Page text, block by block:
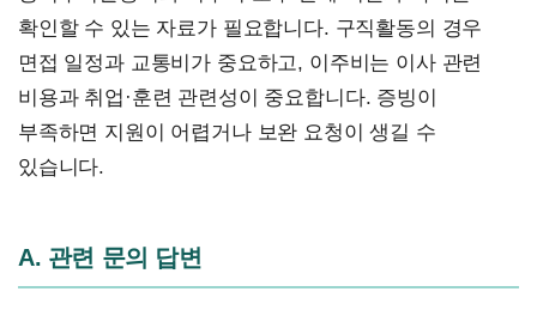
확인할 수 있는 자료가 필요합니다. 구직활동의 경우
면접 일정과 교통비가 중요하고, 이주비는 이사 관련
비용과 취업·훈련 관련성이 중요합니다. 증빙이
부족하면 지원이 어렵거나 보완 요청이 생길 수
있습니다.
A. 관련 문의 답변